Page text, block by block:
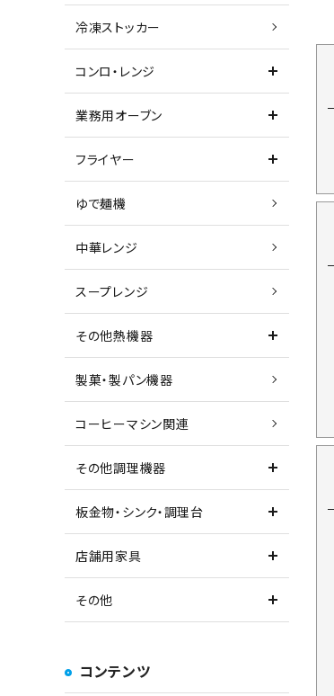
冷凍ストッカー
コンロ・レンジ
業務用オーブン
フライヤー
ゆで麺機
中華レンジ
スープレンジ
その他熱機器
製菓・製パン機器
コーヒーマシン関連
その他調理機器
板金物・シンク・調理台
店舗用家具
その他
コンテンツ